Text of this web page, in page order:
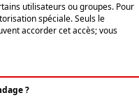
utilisateurs ou groupes. Pour
spéciale. Seuls le
accorder cet accès; vous
?